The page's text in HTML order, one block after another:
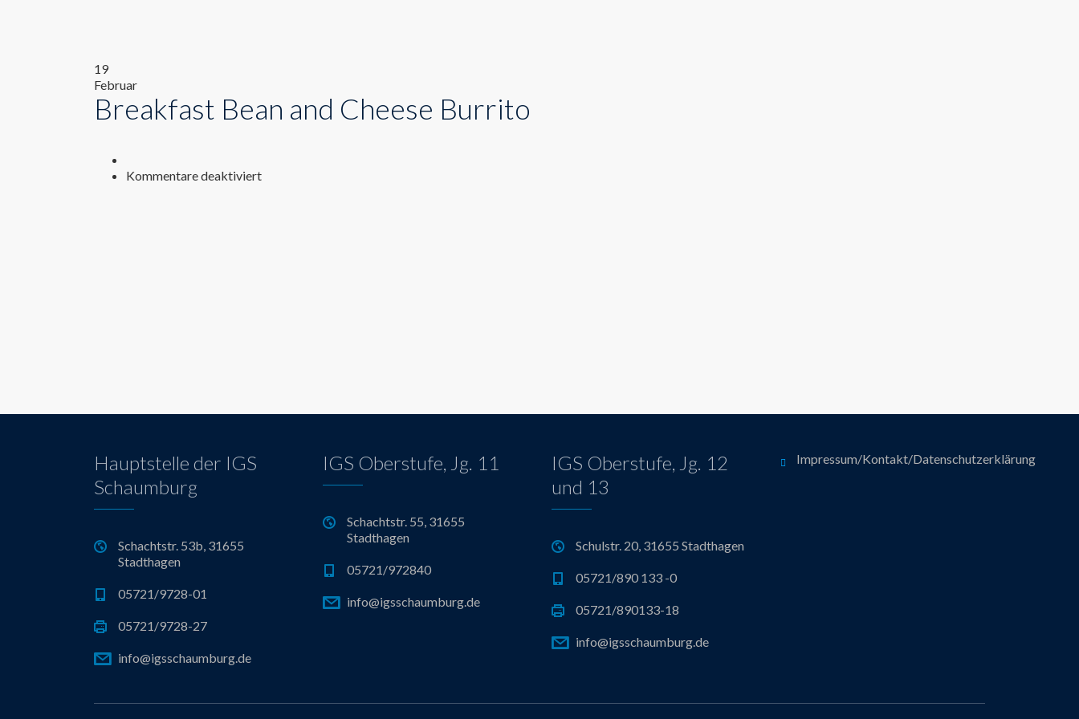
19
Februar
Breakfast Bean and Cheese Burrito
Kommentare deaktiviertfür
Hauptstelle der IGS
Schaumburg
Schachtstr. 53b, 31655
Stadthagen
05721/9728-01
05721/9728-27
info@igsschaumburg.de
IGS Oberstufe, Jg. 11
Schachtstr. 55, 31655
Stadthagen
05721/972840
info@igsschaumburg.de
IGS Oberstufe, Jg. 12
und 13
Schulstr. 20, 31655 Stadthagen
05721/890 133 -0
05721/890133-18
info@igsschaumburg.de
Impressum/Kontakt/Datenschutzerklärung